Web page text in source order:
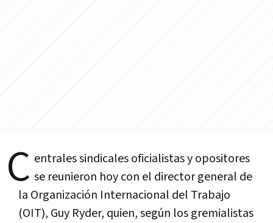
C entrales sindicales oficialistas y opositores
se reunieron hoy con el director general de
la Organización Internacional del Trabajo
(OIT), Guy Ryder, quien, según los gremialistas